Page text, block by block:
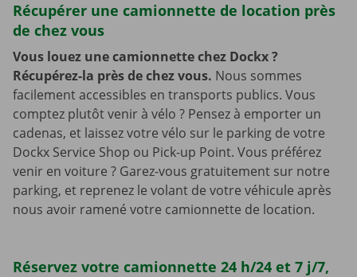
Récupérer une camionnette de location près
de chez vous
Vous louez une camionnette chez Dockx ?
Récupérez-la près de chez vous. Nous sommes
facilement accessibles en transports publics. Vous
comptez plutôt venir à vélo ? Pensez à emporter un
cadenas, et laissez votre vélo sur le parking de votre
Dockx Service Shop ou Pick-up Point. Vous préférez
venir en voiture ? Garez-vous gratuitement sur notre
parking, et reprenez le volant de votre véhicule après
nous avoir ramené votre camionnette de location.
Réservez votre camionnette 24 h/24 et 7 j/7,